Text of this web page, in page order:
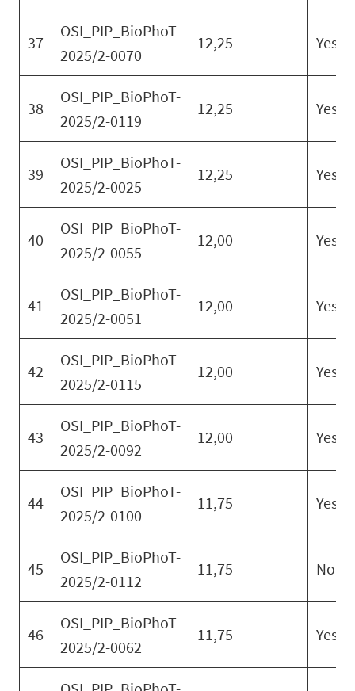
37
OSI_PIP_BioPhoT-
2025/2-0070
12,25 Yes
38
OSI_PIP_BioPhoT-
2025/2-0119
12,25 Yes
39
OSI_PIP_BioPhoT-
2025/2-0025
12,25 Yes
40
OSI_PIP_BioPhoT-
2025/2-0055
12,00 Yes
41
OSI_PIP_BioPhoT-
2025/2-0051
12,00 Yes
42
OSI_PIP_BioPhoT-
2025/2-0115
12,00 Yes
43
OSI_PIP_BioPhoT-
2025/2-0092
12,00 Yes
44
OSI_PIP_BioPhoT-
2025/2-0100
11,75 Yes
45
OSI_PIP_BioPhoT-
2025/2-0112
11,75 No
46
OSI_PIP_BioPhoT-
2025/2-0062
11,75 Yes